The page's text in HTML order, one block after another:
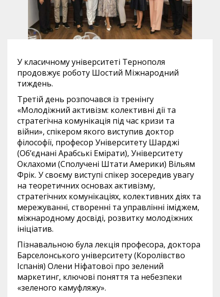
У класичному університеті Тернополя
продовжує роботу Шостий Міжнародний
тиждень.
Третій день розпочався із тренінгу
«Молодіжний активізм: колективні дії та
стратегічна комунікація під час кризи та
війни», спікером якого виступив доктор
філософії, професор Університету Шарджі
(Об’єднані Арабські Емірати), Університету
Оклахоми (Сполучені Штати Америки) Вільям
Фрік. У своєму виступі спікер зосередив увагу
на теоретичних основах активізму,
стратегічних комунікаціях, колективних діях та
мережуванні, створенні та управлінні іміджем,
міжнародному досвіді, розвитку молодіжних
ініціатив.
Пізнавальною була лекція професора, доктора
Барселонського університету (Королівство
Іспанія) Олени Ніфатової про зелений
маркетинг, ключові поняття та небезпеки
«зеленого камуфляжу».